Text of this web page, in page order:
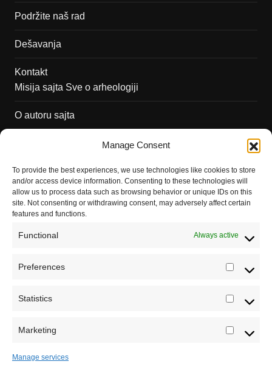
Manage Consent
To provide the best experiences, we use technologies like cookies to store
and/or access device information. Consenting to these technologies will
allow us to process data such as browsing behavior or unique IDs on this
site. Not consenting or withdrawing consent, may adversely affect certain
features and functions.
Functional Always active
Preferences
Statistics
Marketing
Manage services
srede u 12h saznajte najnovije vesti iz sveta
Podržite naš rad
Dešavanja
Kontakt
Misija sajta Sve o arheologiji
O autoru sajta
Saradnja